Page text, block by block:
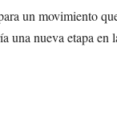
un movimiento
una nueva etapa en